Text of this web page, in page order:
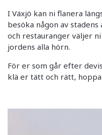
I Växjö kan ni flanera
besöka någon av
och restauranger väljer
jordens alla hörn.
För er som går efter
klä er tätt och rätt,